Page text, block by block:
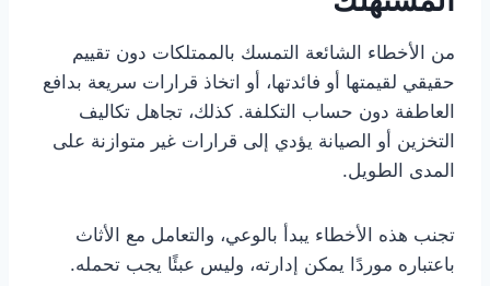
من الأخطاء الشائعة التمسك بالممتلكات دون تقييم
حقيقي لقيمتها أو فائدتها، أو اتخاذ قرارات سريعة بدافع
العاطفة دون حساب التكلفة. كذلك، تجاهل تكاليف
التخزين أو الصيانة يؤدي إلى قرارات غير متوازنة على
المدى الطويل.
تجنب هذه الأخطاء يبدأ بالوعي، والتعامل مع الأثاث
باعتباره موردًا يمكن إدارته، وليس عبئًا يجب تحمله.